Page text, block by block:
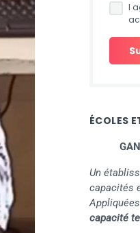
I
ÉCOLES
Un
capacités
capacité